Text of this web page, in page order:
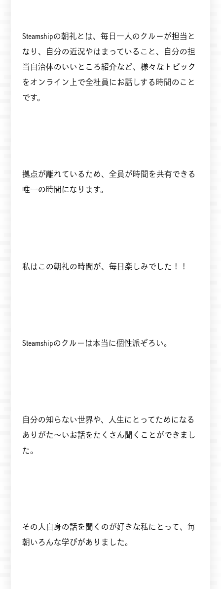
Steamshipの朝礼とは、毎日一人のクルーが担当と
なり、自分の近況やはまっていること、自分の担
当自治体のいいところ紹介など、様々なトピック
をオンライン上で全社員にお話しする時間のこと
です。
拠点が離れているため、全員が時間を共有できる
唯一の時間になります。
私はこの朝礼の時間が、毎日楽しみでした！！
Steamshipのクルーは本当に個性派ぞろい。
自分の知らない世界や、人生にとってためになる
ありがた～いお話をたくさん聞くことができまし
た。
その人自身の話を聞くのが好きな私にとって、毎
朝いろんな学びがありました。